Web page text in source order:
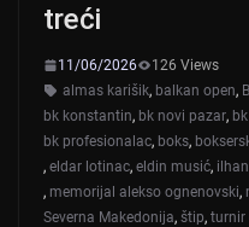
treći
11/06/2026
126 Views
almas karišik, balkan open,
bk konstantin, bk novi pazar,
bk profesionalac, boks,
, eldar lotinac, eldin musić,
, memorijal alekso ognenovski,
Severna Makedonija, štip, turnir